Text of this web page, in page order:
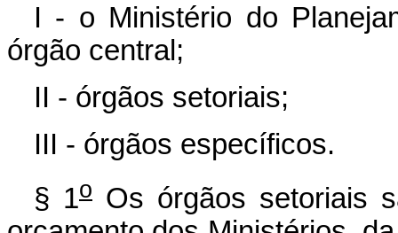
I - o Ministério do
órgão central;
II - órgãos setoriais;
III - órgãos específicos.
§ 1o Os órgãos setoriais